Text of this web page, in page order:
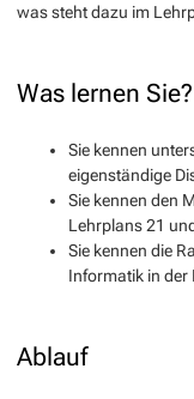
was steht dazu im
Was lernen Sie?
Sie kennen
eigenständige
Sie kennen den
Lehrplans 21
Sie kennen die
Informatik in der
Ablauf